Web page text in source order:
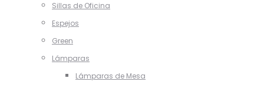
Sillas de Oficina
Espejos
Green
Lámparas
Lámparas de Mesa